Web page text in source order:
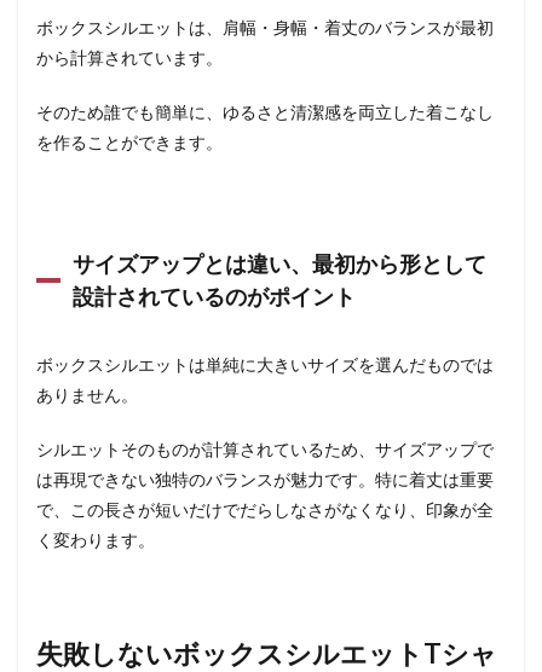
ボックスシルエットは、肩幅・身幅・着丈のバランスが最初
から計算されています。
そのため誰でも簡単に、ゆるさと清潔感を両立した着こなし
を作ることができます。
サイズアップとは違い、最初から形として
設計されているのがポイント
ボックスシルエットは単純に大きいサイズを選んだものでは
ありません。
シルエットそのものが計算されているため、サイズアップで
は再現できない独特のバランスが魅力です。特に着丈は重要
で、この長さが短いだけでだらしなさがなくなり、印象が全
く変わります。
失敗しないボックスシルエットTシャ